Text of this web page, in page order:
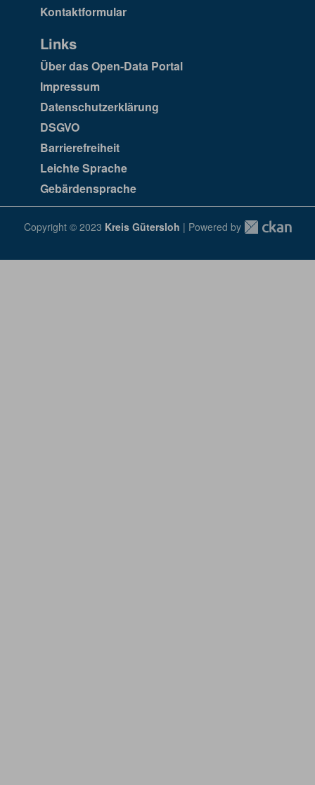
Kontaktformular
Links
Über das Open-Data Portal
Impressum
Datenschutzerklärung
DSGVO
Barrierefreiheit
Leichte Sprache
Gebärdensprache
Copyright © 2023 Kreis Gütersloh | Powered by